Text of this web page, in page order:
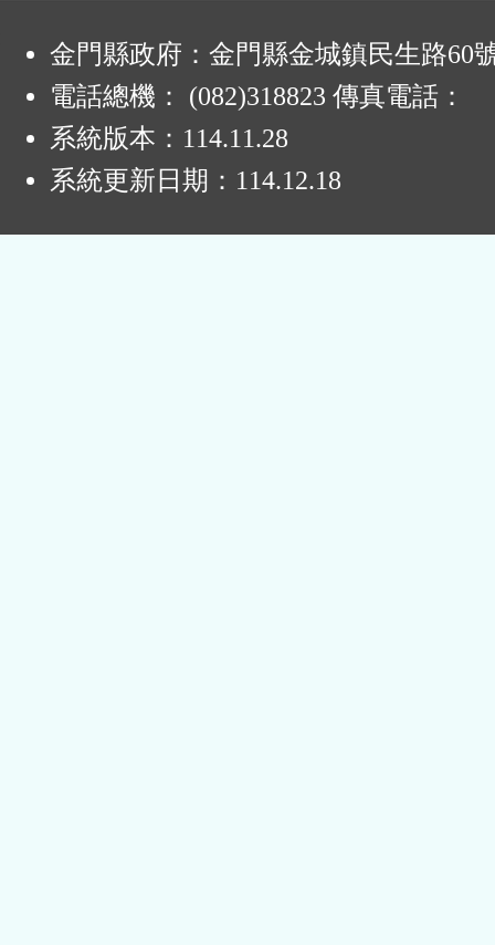
金門縣政府：金門縣金城鎮民生路60
電話總機： (082)318823 傳真電話：
系統版本： 114.11.28
系統更新日期： 114.12.18